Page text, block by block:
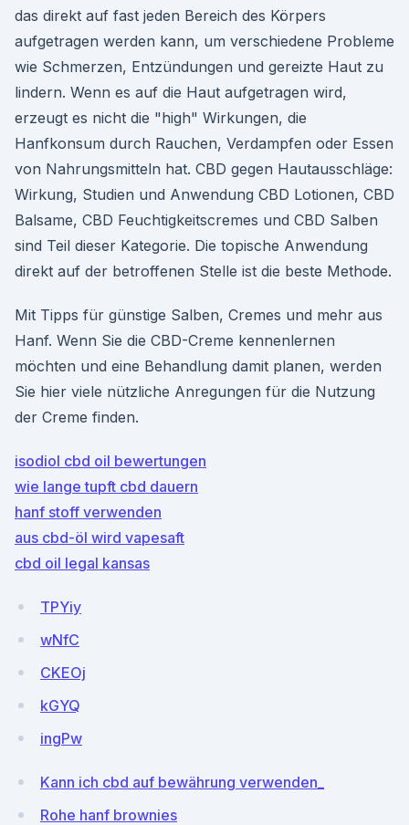
das direkt auf fast jeden Bereich des Körpers
aufgetragen werden kann, um verschiedene Probleme
wie Schmerzen, Entzündungen und gereizte Haut zu
lindern. Wenn es auf die Haut aufgetragen wird,
erzeugt es nicht die "high" Wirkungen, die
Hanfkonsum durch Rauchen, Verdampfen oder Essen
von Nahrungsmitteln hat. CBD gegen Hautausschläge:
Wirkung, Studien und Anwendung CBD Lotionen, CBD
Balsame, CBD Feuchtigkeitscremes und CBD Salben
sind Teil dieser Kategorie. Die topische Anwendung
direkt auf der betroffenen Stelle ist die beste Methode.
Mit Tipps für günstige Salben, Cremes und mehr aus
Hanf. Wenn Sie die CBD-Creme kennenlernen
möchten und eine Behandlung damit planen, werden
Sie hier viele nützliche Anregungen für die Nutzung
der Creme finden.
isodiol cbd oil bewertungen
wie lange tupft cbd dauern
hanf stoff verwenden
aus cbd-öl wird vapesaft
cbd oil legal kansas
TPYiy
wNfC
CKEOj
kGYQ
ingPw
Kann ich cbd auf bewährung verwenden_
Rohe hanf brownies